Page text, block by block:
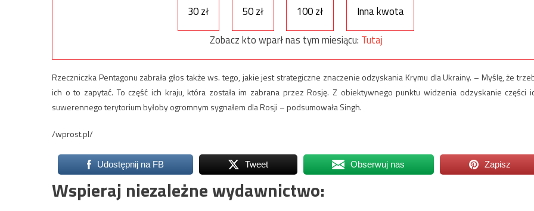
30 zł 50 zł 100 zł
Inna kwota
Zobacz kto wparł nas tym miesiącu: Tutaj
Rzeczniczka Pentagonu zabrała głos także ws. tego, jakie jest strategiczne znaczenie odzyskania Krymu dla Ukrainy. – Myślę, że
ich o to zapytać. To część ich kraju, która została im zabrana przez Rosję. Z obiektywnego punktu widzenia odzyskanie części
suwerennego terytorium byłoby ogromnym sygnałem dla Rosji – podsumowała Singh.
/wprost.pl/
Udostępnij na FB Tweet Obserwuj nas Zapisz
Wspieraj niezależne wydawnictwo: